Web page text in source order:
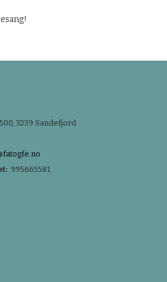
3239 Sandefjord
995665581